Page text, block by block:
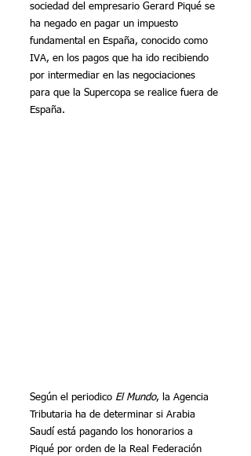
sociedad del empresario Gerard Piqué se
ha negado en pagar un impuesto
fundamental en España, conocido como
IVA, en los pagos que ha ido recibiendo
por intermediar en las negociaciones
para que la Supercopa se realice fuera de
España.
Según el periodico El Mundo, la Agencia
Tributaria ha de determinar si Arabia
Saudí está pagando los honorarios a
Piqué por orden de la Real Federación